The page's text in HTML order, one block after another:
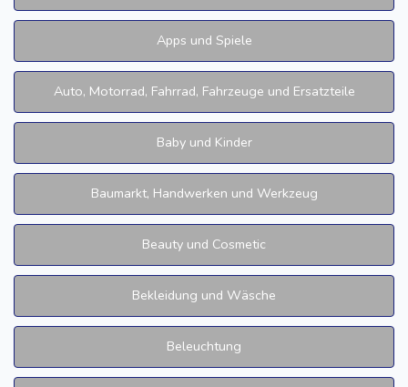
Apps und Spiele
Auto, Motorrad, Fahrrad, Fahrzeuge und Ersatzteile
Baby und Kinder
Baumarkt, Handwerken und Werkzeug
Beauty und Cosmetic
Bekleidung und Wäsche
Beleuchtung